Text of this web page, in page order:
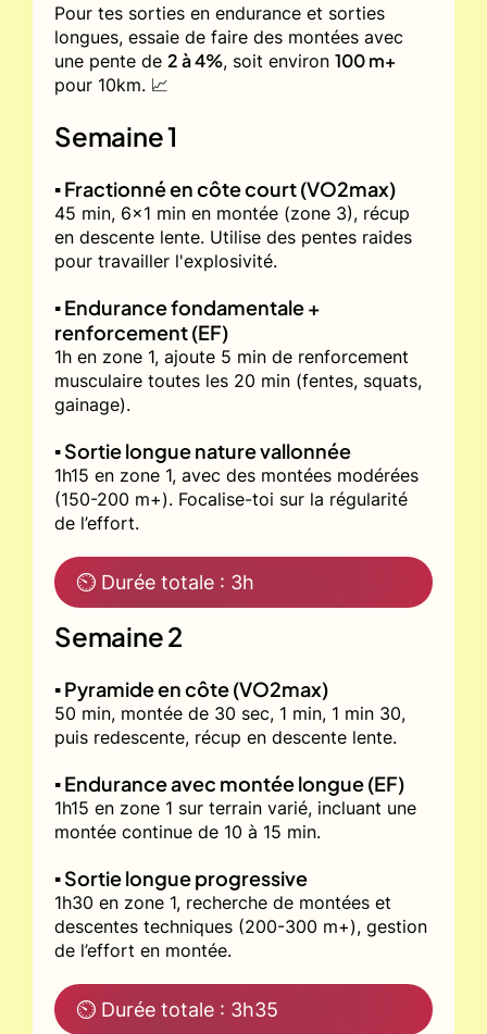
Pour tes sorties en endurance et sorties
longues, essaie de faire des montées avec
une pente de 2 à 4%, soit environ 100 m+
pour 10km. 📈
Semaine 1
▪️ Fractionné en côte court (VO2max)
45 min, 6x1 min en montée (zone 3), récup
en descente lente. Utilise des pentes raides
pour travailler l'explosivité.
▪️ Endurance fondamentale +
renforcement (EF)
1h en zone 1, ajoute 5 min de renforcement
musculaire toutes les 20 min (fentes, squats,
gainage).
▪️ Sortie longue nature vallonnée
1h15 en zone 1, avec des montées modérées
(150-200 m+). Focalise-toi sur la régularité
de l’effort.
⏲ Durée totale : 3h
Semaine 2
▪️ Pyramide en côte (VO2max)
50 min, montée de 30 sec, 1 min, 1 min 30,
puis redescente, récup en descente lente.
▪️ Endurance avec montée longue (EF)
1h15 en zone 1 sur terrain varié, incluant une
montée continue de 10 à 15 min.
▪️ Sortie longue progressive
1h30 en zone 1, recherche de montées et
descentes techniques (200-300 m+), gestion
de l’effort en montée.
⏲ Durée totale : 3h35